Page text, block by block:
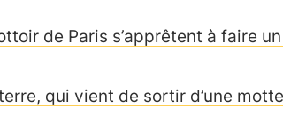
de Paris s’apprêtent à faire
qui vient de sortir d’une